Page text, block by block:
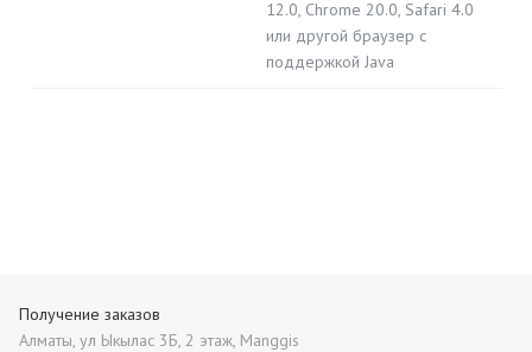
12.0, Chrome 20.0, Safari 4.0
или другой браузер с
поддержкой Java
Получение заказов
Алматы, ул Ыкылас 3Б, 2 этаж, Manggis